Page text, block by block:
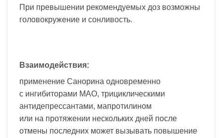
При превышении рекомендуемых доз возможны
головокружение и сонливость.
Взаимодействия:
применение Санорина одновременно
с ингибиторами МАО, трициклическими
антидепрессантами, мапротилином
или на протяжении нескольких дней после
отмены последних может вызывать повышение